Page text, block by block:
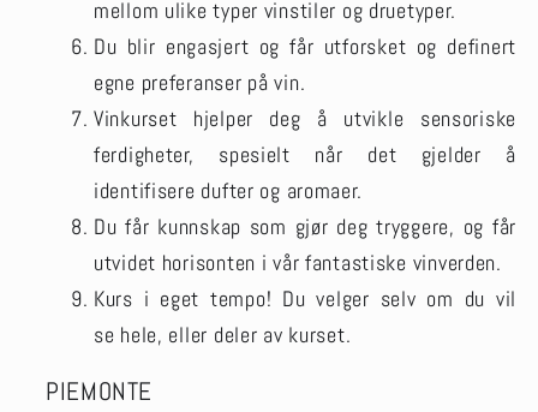
mellom ulike typer vinstiler og druetyper.
Du blir engasjert og får utforsket og definert
egne preferanser på vin.
Vinkurset hjelper deg å utvikle sensoriske
ferdigheter, spesielt når det gjelder å
identifisere dufter og aromaer.
Du får kunnskap som gjør deg tryggere, og får
utvidet horisonten i vår fantastiske vinverden.
Kurs i eget tempo! Du velger selv om du vil
se hele, eller deler av kurset.
PIEMONTE